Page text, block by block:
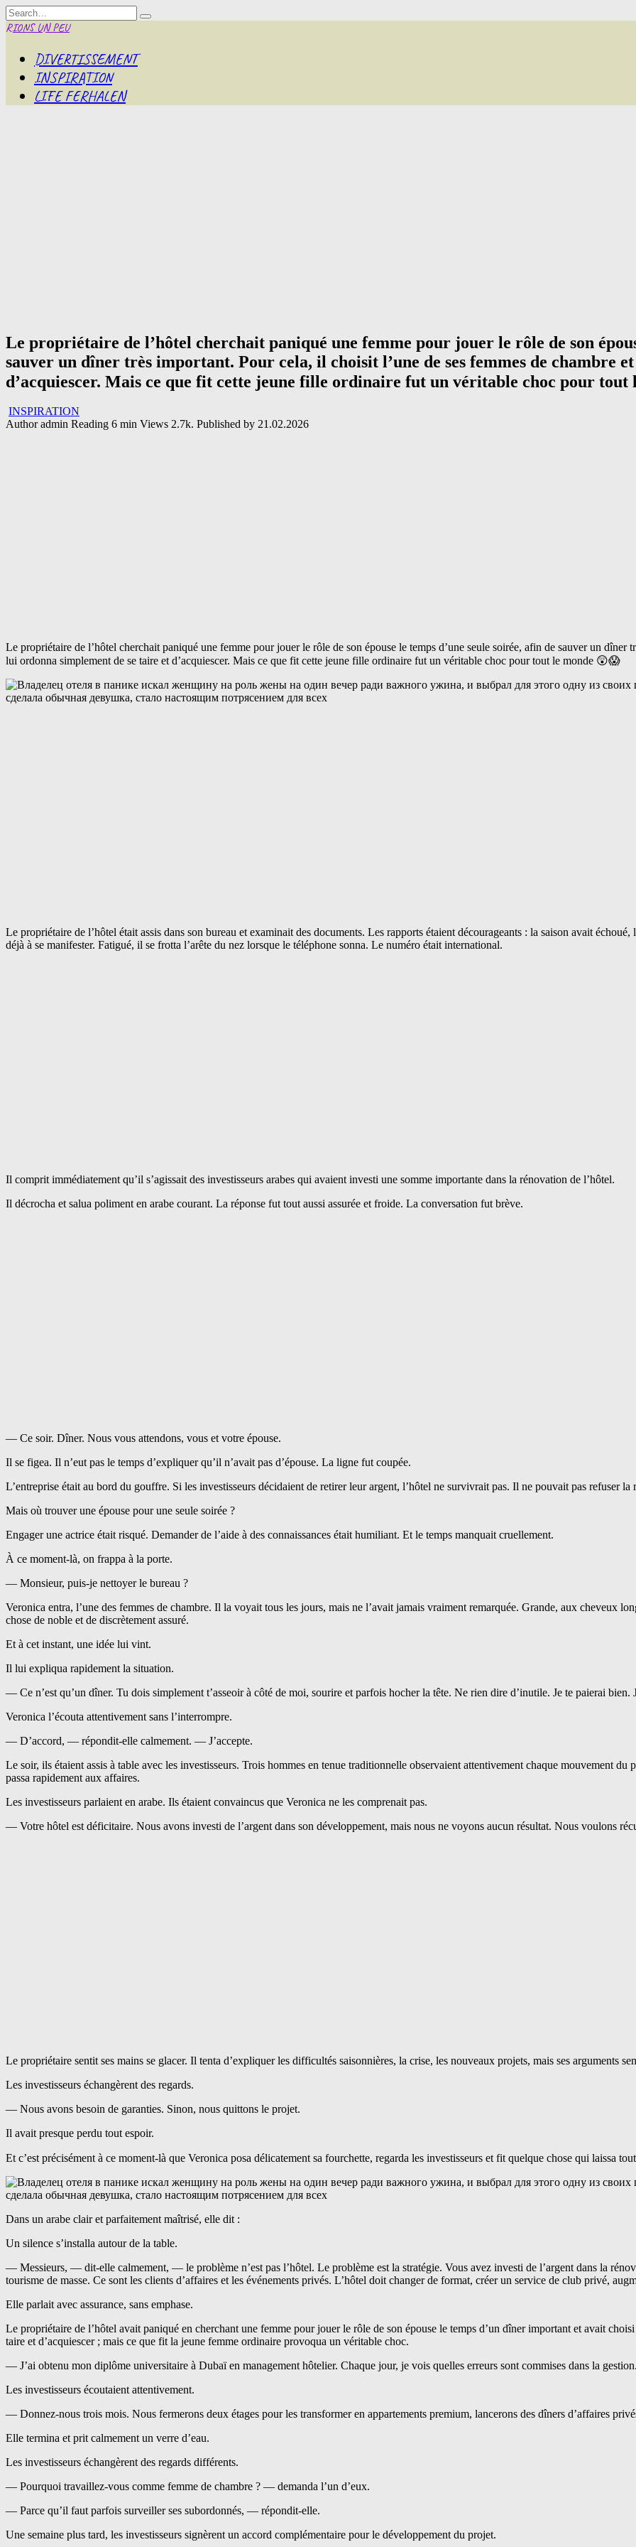
Skip
to
content
Search
for:
RIONS UN PEU
DIVERTISSEMENT
INSPIRATION
LIFE FERHALEN
Le propriétaire de l’hôtel cherchait paniqué une femme pour jouer le rôle de son
sauver un dîner très important. Pour cela, il choisit l’une de ses femmes de chambre
d’acquiescer. Mais ce que fit cette jeune fille ordinaire fut un véritable choc pour tout
INSPIRATION
Author admin Reading 6 min Views 2.7k. Published by 21.02.2026
Le propriétaire de l’hôtel cherchait paniqué une femme pour jouer le rôle de son épouse le temps d’une seule soirée, afin de sauver un dîner
lui ordonna simplement de se taire et d’acquiescer. Mais ce que fit cette jeune fille ordinaire fut un véritable choc pour tout le monde 😲😱
Le propriétaire de l’hôtel était assis dans son bureau et examinait des documents. Les rapports étaient décourageants : la saison avait
déjà à se manifester. Fatigué, il se frotta l’arête du nez lorsque le téléphone sonna. Le numéro était international.
Il comprit immédiatement qu’il s’agissait des investisseurs arabes qui avaient investi une somme importante dans la rénovation de l’hôtel.
Il décrocha et salua poliment en arabe courant. La réponse fut tout aussi assurée et froide. La conversation fut brève.
— Ce soir. Dîner. Nous vous attendons, vous et votre épouse.
Il se figea. Il n’eut pas le temps d’expliquer qu’il n’avait pas d’épouse. La ligne fut coupée.
L’entreprise était au bord du gouffre. Si les investisseurs décidaient de retirer leur argent, l’hôtel ne survivrait pas. Il ne pouvait pas refuser la
Mais où trouver une épouse pour une seule soirée ?
Engager une actrice était risqué. Demander de l’aide à des connaissances était humiliant. Et le temps manquait cruellement.
À ce moment-là, on frappa à la porte.
— Monsieur, puis-je nettoyer le bureau ?
Veronica entra, l’une des femmes de chambre. Il la voyait tous les jours, mais ne l’avait jamais vraiment remarquée. Grande, aux cheveux
chose de noble et de discrètement assuré.
Et à cet instant, une idée lui vint.
Il lui expliqua rapidement la situation.
— Ce n’est qu’un dîner. Tu dois simplement t’asseoir à côté de moi, sourire et parfois hocher la tête. Ne rien dire d’inutile. Je te paierai bien.
Veronica l’écouta attentivement sans l’interrompre.
— D’accord, — répondit-elle calmement. — J’accepte.
Le soir, ils étaient assis à table avec les investisseurs. Trois hommes en tenue traditionnelle observaient attentivement chaque mouvement
passa rapidement aux affaires.
Les investisseurs parlaient en arabe. Ils étaient convaincus que Veronica ne les comprenait pas.
— Votre hôtel est déficitaire. Nous avons investi de l’argent dans son développement, mais nous ne voyons aucun résultat. Nous voulons
Le propriétaire sentit ses mains se glacer. Il tenta d’expliquer les difficultés saisonnières, la crise, les nouveaux projets, mais ses arguments
Les investisseurs échangèrent des regards.
— Nous avons besoin de garanties. Sinon, nous quittons le projet.
Il avait presque perdu tout espoir.
Et c’est précisément à ce moment-là que Veronica posa délicatement sa fourchette, regarda les investisseurs et fit quelque chose qui laissa
Dans un arabe clair et parfaitement maîtrisé, elle dit :
Un silence s’installa autour de la table.
— Messieurs, — dit-elle calmement, — le problème n’est pas l’hôtel. Le problème est la stratégie. Vous avez investi de l’argent dans la
tourisme de masse. Ce sont les clients d’affaires et les événements privés. L’hôtel doit changer de format, créer un service de club privé,
Elle parlait avec assurance, sans emphase.
Le propriétaire de l’hôtel avait paniqué en cherchant une femme pour jouer le rôle de son épouse le temps d’un dîner important et avait
taire et d’acquiescer ; mais ce que fit la jeune femme ordinaire provoqua un véritable choc.
— J’ai obtenu mon diplôme universitaire à Dubaï en management hôtelier. Chaque jour, je vois quelles erreurs sont commises dans la gestion.
Les investisseurs écoutaient attentivement.
— Donnez-nous trois mois. Nous fermerons deux étages pour les transformer en appartements premium, lancerons des dîners d’affaires
Elle termina et prit calmement un verre d’eau.
Les investisseurs échangèrent des regards différents.
— Pourquoi travaillez-vous comme femme de chambre ? — demanda l’un d’eux.
— Parce qu’il faut parfois surveiller ses subordonnés, — répondit-elle.
Une semaine plus tard, les investisseurs signèrent un accord complémentaire pour le développement du projet.